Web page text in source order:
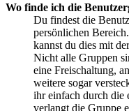
Wo finde ich die
Du findest die
persönlichen
kannst du dies mit
Nicht alle Gruppen
eine Freischaltung,
weitere sogar
ihr einfach durch die
verlangt die Gruppe